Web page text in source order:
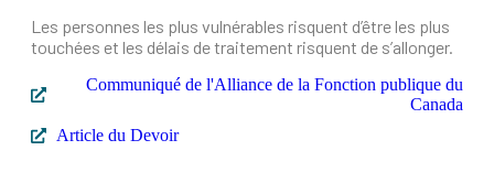
Les personnes les plus vulnérables risquent d’être les plus
touchées et les délais de traitement risquent de s’allonger.
Communiqué de l'Alliance de la Fonction publique du
Canada
Article du Devoir